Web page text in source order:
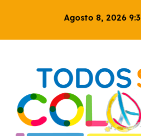
Agosto 8, 2026